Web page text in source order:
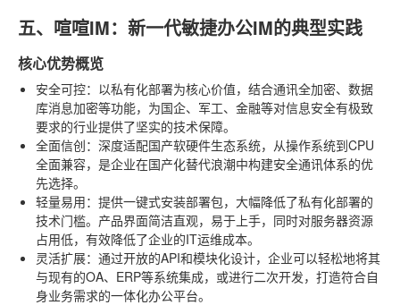
五、喧喧IM：新一代敏捷办公IM的典型实践
核心优势概览
安全可控：以私有化部署为核心价值，结合通讯全加密、数据
库消息加密等功能，为国企、军工、金融等对信息安全有极致
要求的行业提供了坚实的技术保障。
全面信创：深度适配国产软硬件生态系统，从操作系统到CPU
全面兼容，是企业在国产化替代浪潮中构建安全通讯体系的优
先选择。
轻量易用：提供一键式安装部署包，大幅降低了私有化部署的
技术门槛。产品界面简洁直观，易于上手，同时对服务器资源
占用低，有效降低了企业的IT运维成本。
灵活扩展：通过开放的API和模块化设计，企业可以轻松地将其
与现有的OA、ERP等系统集成，或进行二次开发，打造符合自
身业务需求的一体化办公平台。